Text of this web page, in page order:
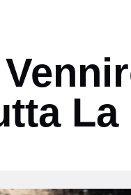
La